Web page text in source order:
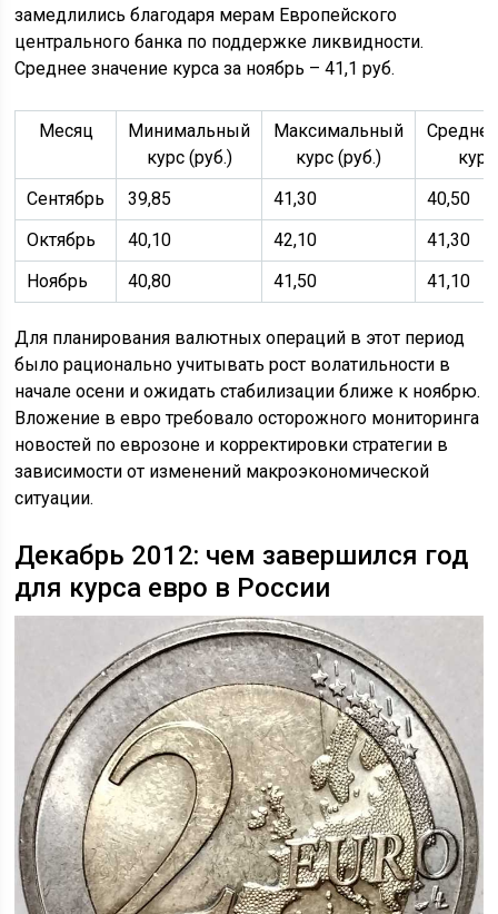
замедлились благодаря мерам Европейского
центрального банка по поддержке ликвидности.
Среднее значение курса за ноябрь – 41,1 руб.
Месяц
Минимальный
курс (руб.)
Максимальный
курс (руб.)
Сентябрь
39,85 41,30
40,50
Октябрь
40,10 42,10
41,30
Ноябрь
40,80 41,50 41,10
Для планирования валютных операций в этот период
было рационально учитывать рост волатильности в
начале осени и ожидать стабилизации ближе к ноябрю.
Вложение в евро требовало осторожного мониторинга
новостей по еврозоне и корректировки стратегии в
зависимости от изменений макроэкономической
ситуации.
Декабрь 2012: чем завершился год
для курса евро в России